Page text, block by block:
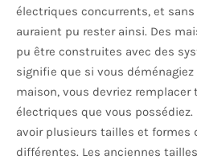
électriques concurrents, et
auraient pu rester ainsi. Des
pu être construites avec des
signifie que si vous
maison, vous devriez remplacer
électriques que vous
avoir plusieurs tailles et formes
différentes. Les anciennes